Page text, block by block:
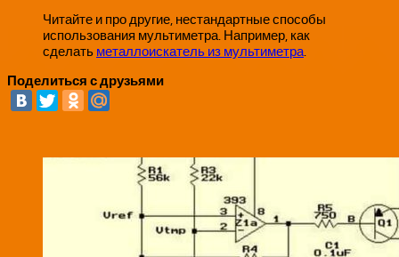
Читайте и про другие, нестандартные способы
использования мультиметра. Например, как
сделать металлоискатель из мультиметра.
Поделиться с друзьями